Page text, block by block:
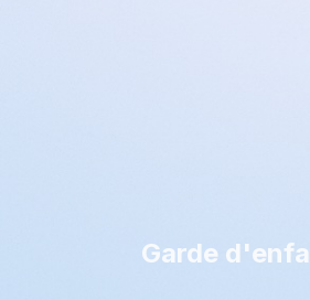
Garde